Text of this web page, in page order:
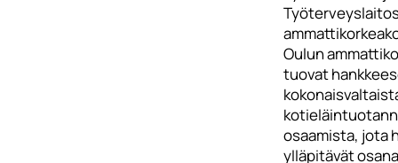
Oulun
tuovat
osaamista, jota
ylläpitävät osana